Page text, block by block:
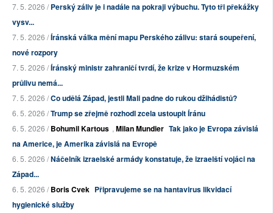
7. 5. 2026 /Perský záliv je i nadále na pokraji výbuchu. Tyto tři překážky
vysv...
7. 5. 2026 /Íránská válka mění mapu Perského zálivu: stará soupeření,
nové rozpory
7. 5. 2026 /Íránský ministr zahraničí tvrdí, že krize v Hormuzském
průlivu nemá...
7. 5. 2026 /Co udělá Západ, jestli Mali padne do rukou džihádistů?
6. 5. 2026 /Trump se zřejmě rozhodl zcela ustoupit Íránu
6. 5. 2026 /Bohumil Kartous , Milan Mundier Tak jako je Evropa závislá
na Americe, je Amerika závislá na Evropě
6. 5. 2026 /Náčelník izraelské armády konstatuje, že izraelští vojáci na
Západ...
6. 5. 2026 /Boris Cvek Připravujeme se na hantavirus likvidací
hygienické služby